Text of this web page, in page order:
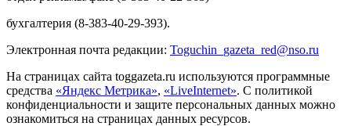
бухгалтерия (8-383-40-29-393).
Электронная почта редакции: Toguchin gazeta red@nso.ru
На страницах сайта toggazeta.ru используются программные
средства «Яндекс Метрика», «LiveInternet». С политикой
конфиденциальности и защите персональных данных можно
ознакомиться на страницах данных ресурсов.